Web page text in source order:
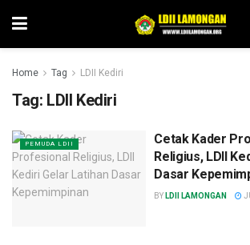
Home Tag LDII Kediri
Tag: LDII Kediri
PEMUDA LDII
Cetak Kader
Religius, LDII
Dasar
BY LDII LAMONGAN